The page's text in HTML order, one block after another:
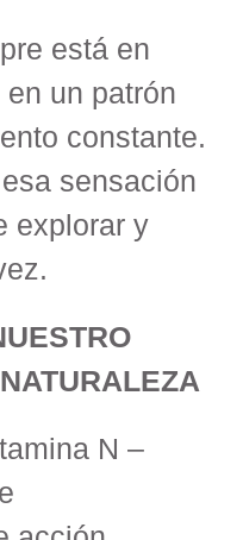
está en
un patrón
constante.
sensación
explorar y
N –